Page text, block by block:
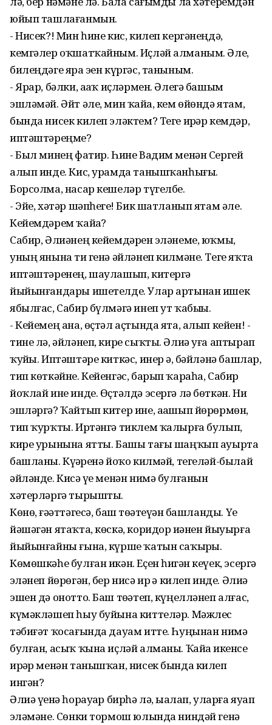
юйып ташлағанмын.
- Нисек?! Мин һине кис, килеп кергәнеңдә,
кемгәлер оҡшатҡайным. Иҫләй алманым. Әле,
билеңдәге яра эҙен күргәс, таныным.
- Ярар, бәлки, аҙаҡ иҫләрмен. Әлегә башым
эшләмәй. Әйт әле, мин ҡайҙа, кем өйөндә ятам,
бында нисек килеп эләктем? Теге ирҙәр кемдәр,
иптәштәреңме?
- Был минең фатир. Һине Вадим менән Сергей
алып инде. Кис, урамда танышҡанһығыҙ.
Борсолма, насар кешеләр түгелбеҙ.
- Эйе, хәтәр шәпһегеҙ! Бик шатланып ятам әле.
Кейемдәрем ҡайҙа?
Сабир, Әлиәнең кейемдәрен эҙләнеме, юҡмы,
уның янына тиҙ генә әйләнеп килмәне. Теге яҡта
иптәштәренең, шаулашып, китергә
йыйынғандары ишетелде. Улар артынан ишек
ябылғас, Сабир бүлмәгә инеп ут ҡабыҙҙы.
- Кейемең ана, өҫтәл аҫтында ята, алып кейен! -
тине лә, әйләнеп, кире сыҡты. Әлиә уға аптырап
ҡуйҙы. Иптәштәре киткәс, инер ҙә, бәйләнә башлар,
тип көткәйне. Кейенгәс, барып ҡараһа, Сабир
йоҡлай ине инде. Өҫтәлдә эсергә лә бөткән. Ни
эшләргә? Ҡайтып китер ине, аҙашып йөрөрмөн,
тип ҡурҡты. Иртәнгә тиклем ҡалырға булып,
кире урынына ятты. Башы тағы шаңҡып ауырта
башланы. Күҙҙәренә йоҡо килмәй, тегеләй-былай
әйләнде. Кисә үҙе менән нимә булғанын
хәтерләргә тырышты.
Көнө, ғәҙәттәгесә, баш төҙәтеүҙән башланды. Үҙе
йәшәгән ятаҡта, көскә, коридор иҙәнен йыуырға
йыйынғайны ғына, күрше ҡатын саҡырҙы.
Көмөшкәһе булған икән. Еҫен һиҙгән кеүек, эсергә
эҙләнеп йөрөгән, бер нисә ир ҙә килеп инде. Әлиә
эшен дә онотто. Баш төҙәтеп, күңелләнеп алғас,
күмәкләшеп һыу буйына киттеләр. Мәжлес
тәбиғәт ҡосағында дауам итте. Һуңынан нимә
булған, асыҡ ҡына иҫләй алманы. Ҡайҙа икенсе
ирҙәр менән танышҡан, нисек бында килеп
ингән?
Әлиә үҙенә һорауҙар бирһә лә, ыҙалап, уларға яуап
эҙләмәне. Сөнки тормош юлында ниндәй генә